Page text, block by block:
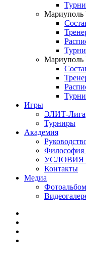
Мариуполь
Мариуполь
Игры
ЭЛИТ-Лига
Турниры
Академия
Философия
Контакты
Медиа